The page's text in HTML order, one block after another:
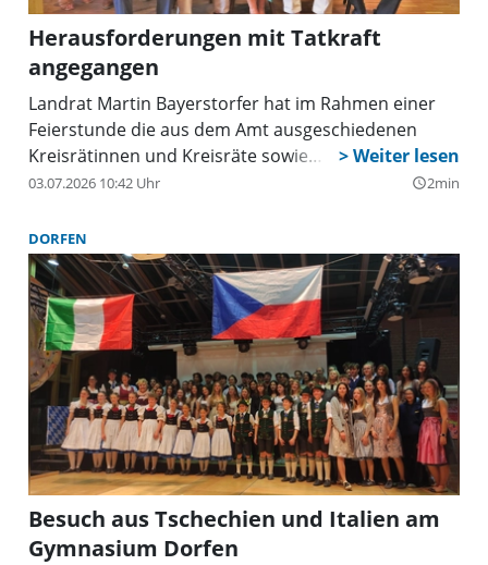
Herausforderungen mit Tatkraft
angegangen
Landrat Martin Bayerstorfer hat im Rahmen einer
Feierstunde die aus dem Amt ausgeschiedenen
Kreisrätinnen und Kreisräte sowie
Bürgermeisterinnen und Bürgermeister des
03.07.2026 10:42 Uhr query_builder2min
DORFEN
Besuch aus Tschechien und Italien am
Gymnasium Dorfen